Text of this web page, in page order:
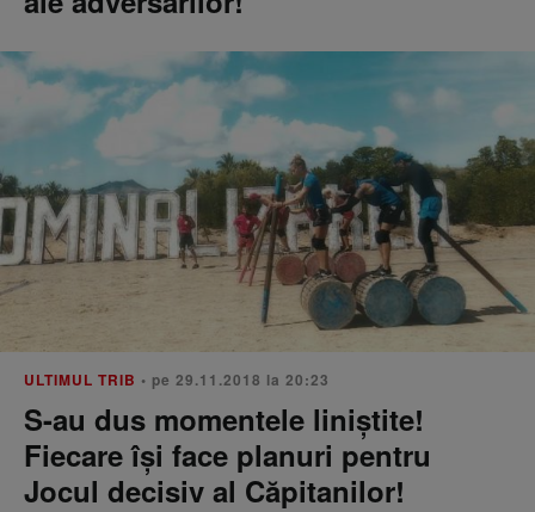
ULTIMUL TRIB • pe 29.11.2018 la 20:23
S-au dus momentele liniştite!
Fiecare îşi face planuri pentru
Jocul decisiv al Căpitanilor!